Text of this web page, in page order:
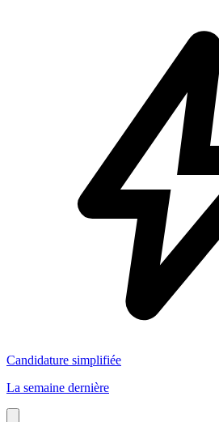
Candidature simplifiée
La semaine dernière